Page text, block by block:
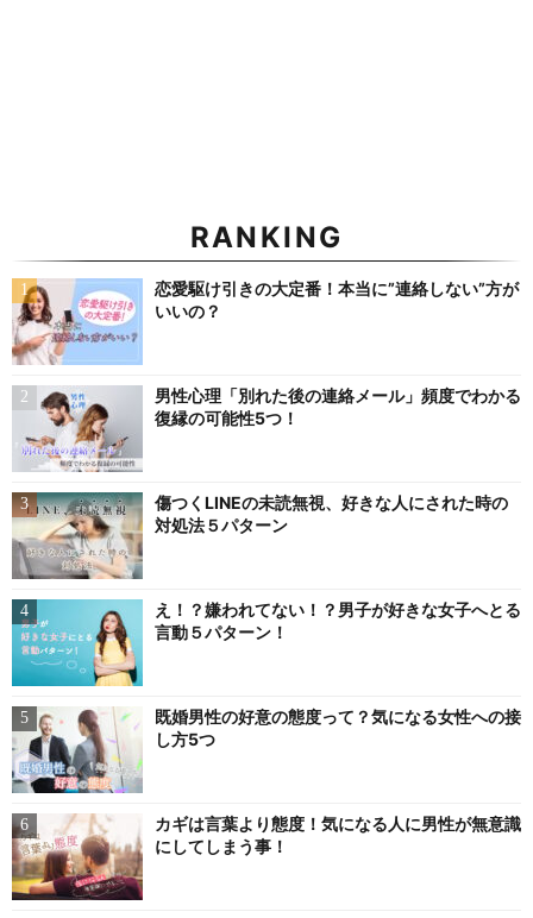
RANKING
恋愛駆け引きの大定番！本当に”連絡しない”方が
いいの？
男性心理「別れた後の連絡メール」頻度でわかる
復縁の可能性5つ！
傷つくLINEの未読無視、好きな人にされた時の
対処法５パターン
え！？嫌われてない！？男子が好きな女子へとる
言動５パターン！
既婚男性の好意の態度って？気になる女性への接
し方5つ
カギは言葉より態度！気になる人に男性が無意識
にしてしまう事！